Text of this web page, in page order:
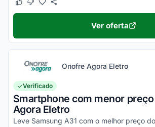
Este cupom funcionou
Este cupom não funcionou
Ver oferta
Onofre Agora Eletro
Verificado
Smartphone com menor
Agora Eletro
Leve Samsung A31 com o melhor preço